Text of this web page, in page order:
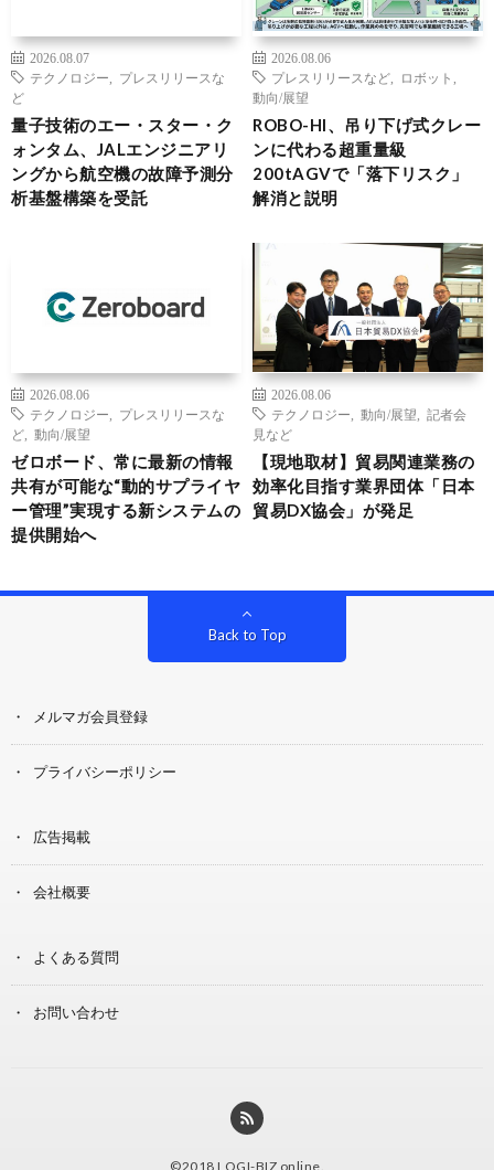
2026.08.07
テクノロジー
プレスリリースな
ど
量子技術のエー・スター・ク
ォンタム、JALエンジニアリ
ングから航空機の故障予測分
析基盤構築を受託
2026.08.06
プレスリリースなど
ロボット
動向/展望
ROBO-HI、吊り下げ式クレー
ンに代わる超重量級
200tAGVで「落下リスク」
解消と説明
2026.08.06
テクノロジー
プレスリリースな
ど
動向/展望
ゼロボード、常に最新の情報
共有が可能な“動的サプライヤ
ー管理”実現する新システムの
提供開始へ
2026.08.06
テクノロジー
動向/展望
記者会
見など
【現地取材】貿易関連業務の
効率化目指す業界団体「日本
貿易DX協会」が発足
Back to Top
メルマガ会員登録
プライバシーポリシー
広告掲載
会社概要
よくある質問
お問い合わせ
©2018 LOGI-BIZ online